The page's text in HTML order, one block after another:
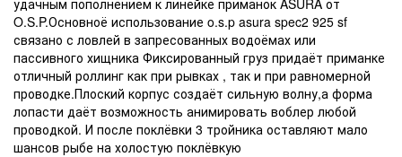
O.S.P.Основноё использование o.s.p asura spec2 925 sf
связано с ловлей в запресованных водоёмах или
пассивного хищника Фиксированный груз придаёт приманке
отличный роллинг как при рывках , так и при равномерной
проводке.Плоский корпус создаёт сильную волну,а форма
лопасти даёт возможность анимировать воблер любой
проводкой. И после поклёвки 3 тройника оставляют мало
шансов рыбе на холостую поклёвкую